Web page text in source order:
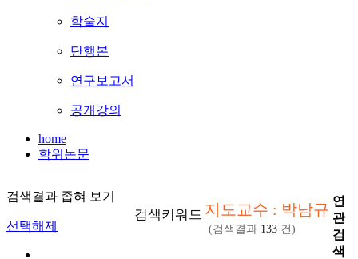
학술지
단행본
연구보고서
공개강의
home
학위논문
검색결과 좁혀 보기
선택해제
검색키워드 지도교수 : 박남규
(검색결과 133 건)
연
관
검
색